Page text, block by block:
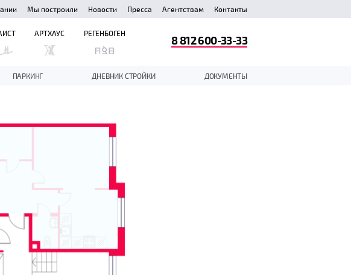
Мы построили Новости Пресса Агентствам Контакты
ПАРКИНГ ДНЕВНИК СТРОЙКИ ДОКУМЕНТЫ
АРТХАУС РЕГЕНБОГЕН
8 812 600-33-33